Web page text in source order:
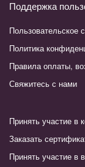
Поддержка
Пользовательское
Политика
Правила оплаты,
Свяжитесь с нами
Принять участие в
Заказать
Принять участие в